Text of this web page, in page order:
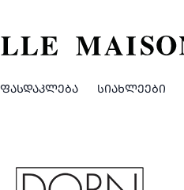
ᲤᲐᲡᲓᲐᲙᲚᲔᲑᲐ ᲡᲘᲐᲮᲚᲔᲔᲑᲘ